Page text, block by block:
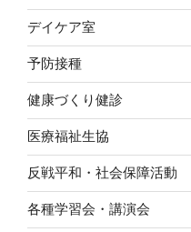
デイケア室
予防接種
健康づくり健診
医療福祉生協
反戦平和・社会保障活動
各種学習会・講演会